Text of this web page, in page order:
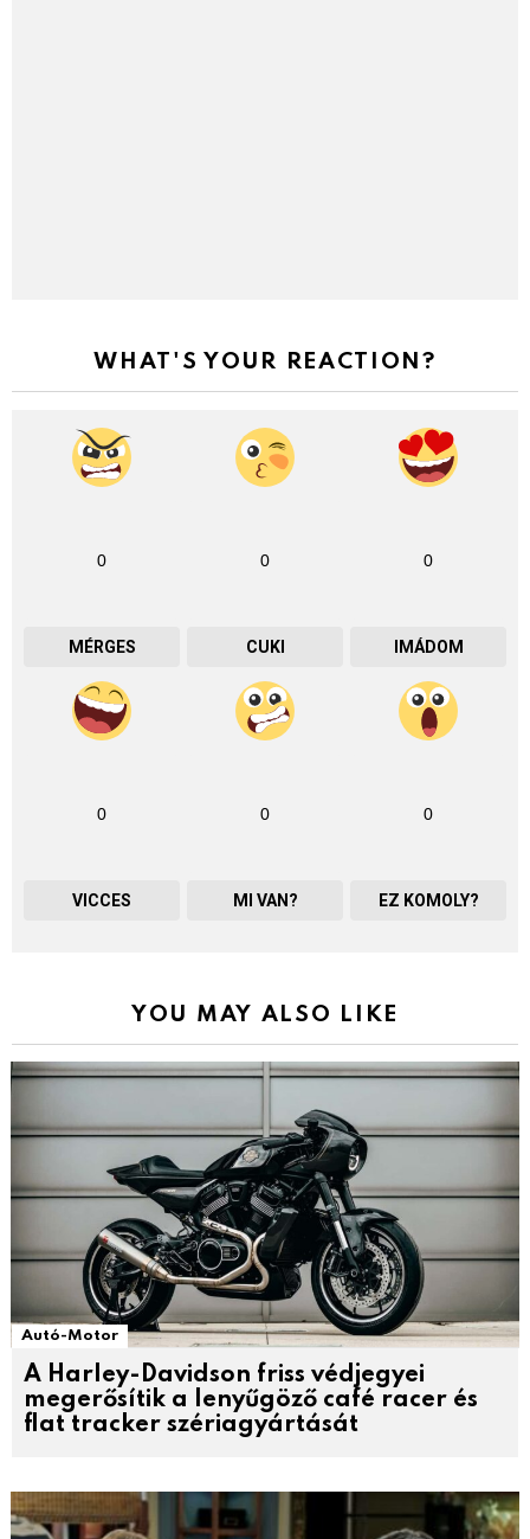
WHAT'S YOUR REACTION?
0
MÉRGES
0
CUKI
0
IMÁDOM
0
VICCES
0
MI VAN?
0
EZ KOMOLY?
YOU MAY ALSO LIKE
Autó-Motor
A Harley-Davidson friss védjegyei
megerősítik a lenyűgöző café racer és
flat tracker szériagyártását